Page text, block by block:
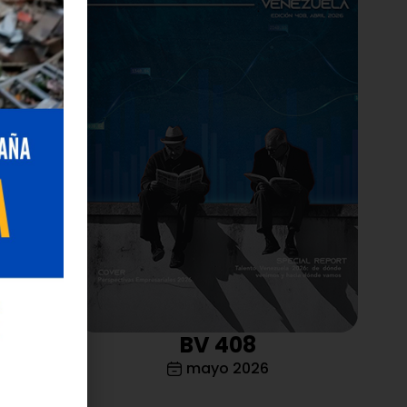
2 y
de
con
BV 408
mayo 2026